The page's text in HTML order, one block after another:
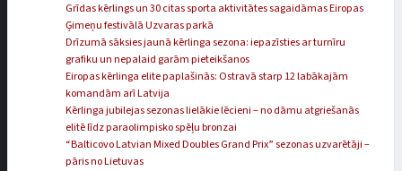
Grīdas kērlings un 30 citas sporta aktivitātes sagaidāmas Eiropas
Ģimeņu festivālā Uzvaras parkā
Drīzumā sāksies jaunā kērlinga sezona: iepazīsties ar turnīru
grafiku un nepalaid garām pieteikšanos
Eiropas kērlinga elite paplašinās: Ostravā starp 12 labākajām
komandām arī Latvija
Kērlinga jubilejas sezonas lielākie lēcieni – no dāmu atgriešanās
elitē līdz paraolimpisko spēļu bronzai
“Balticovo Latvian Mixed Doubles Grand Prix” sezonas uzvarētāji –
pāris no Lietuvas